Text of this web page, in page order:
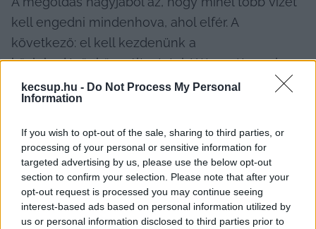
kecsup.hu - Do Not Process My Personal
Information
If you wish to opt-out of the sale, sharing to third parties, or
processing of your personal or sensitive information for
targeted advertising by us, please use the below opt-out
section to confirm your selection. Please note that after your
opt-out request is processed you may continue seeing
interest-based ads based on personal information utilized by
us or personal information disclosed to third parties prior to
kell engedni mindenhova, ahol elfér. A
következő: el kell kezdenünk a
közlekedésünkön változtatni. Két vasútvonal van
itt, ami nem rendesen használt, vagy egyáltalán
nem használt. Nem intermodális csomópont
vasútállomást felújítani. Ezek megtörténhettek
volna abból a pénzből (5 milliárd forint), amiből a
modális csomópont tervezésére költöttünk már.
K.Á.: Ha nagyon kézzelfogható dolgokat akarunk